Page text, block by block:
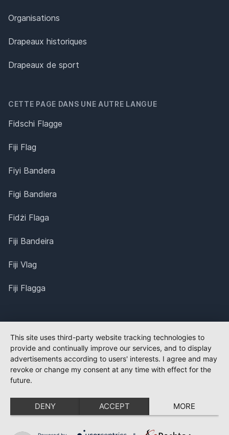
Organisations
Drapeaux historiques
Drapeaux de sport
CETTE PAGE DANS UNE AUTRE LANGUE
Fidschi Flagge
Fiji Flag
Fiyi Bandera
Figi Bandiera
Fidżi Flaga
Fiji Bandeira
Fiji Vlag
Fiji Flagga
This site uses third-party website tracking technologies to
provide and continually improve our services, and to display
advertisements according to users' interests. I agree and may
revoke or change my consent at any time with effect for the
future.
DENY ACCEPT MORE